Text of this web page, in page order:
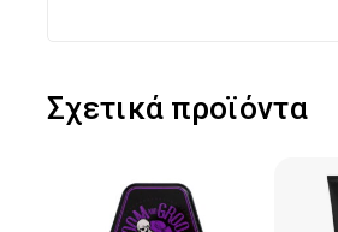
Σχετικά προϊόντα